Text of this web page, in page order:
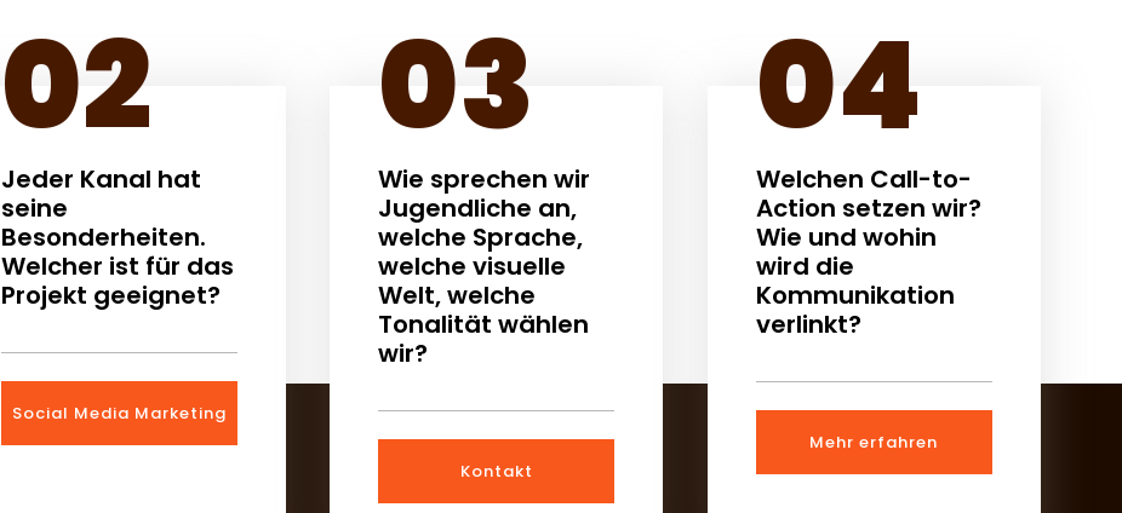
02
Jeder Kanal hat
seine
Besonderheiten.
Welcher ist für das
Projekt geeignet?
Social Media Marketing
03
Wie sprechen wir
Jugendliche an,
welche Sprache,
welche visuelle
Welt, welche
Tonalität wählen
wir?
Kontakt
04
Welchen Call-to-
Action setzen wir?
Wie und wohin
wird die
Kommunikation
verlinkt?
Mehr erfahren